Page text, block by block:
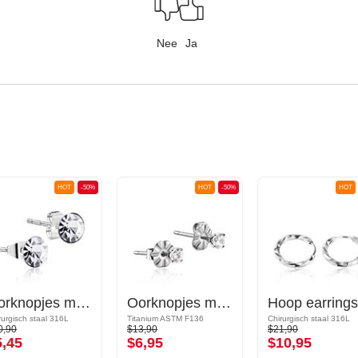
Nee Ja
-50%
HOT
Oorknopjes met kristalsteentjes
staal 316L
-50%
HOT
Oorknopjes met kristalsteentjes
Titanium ASTM F136
$13,90
$6,95
HOT
Hoop earrings
Chirurgisch staal 316L
$21,90
$10,95